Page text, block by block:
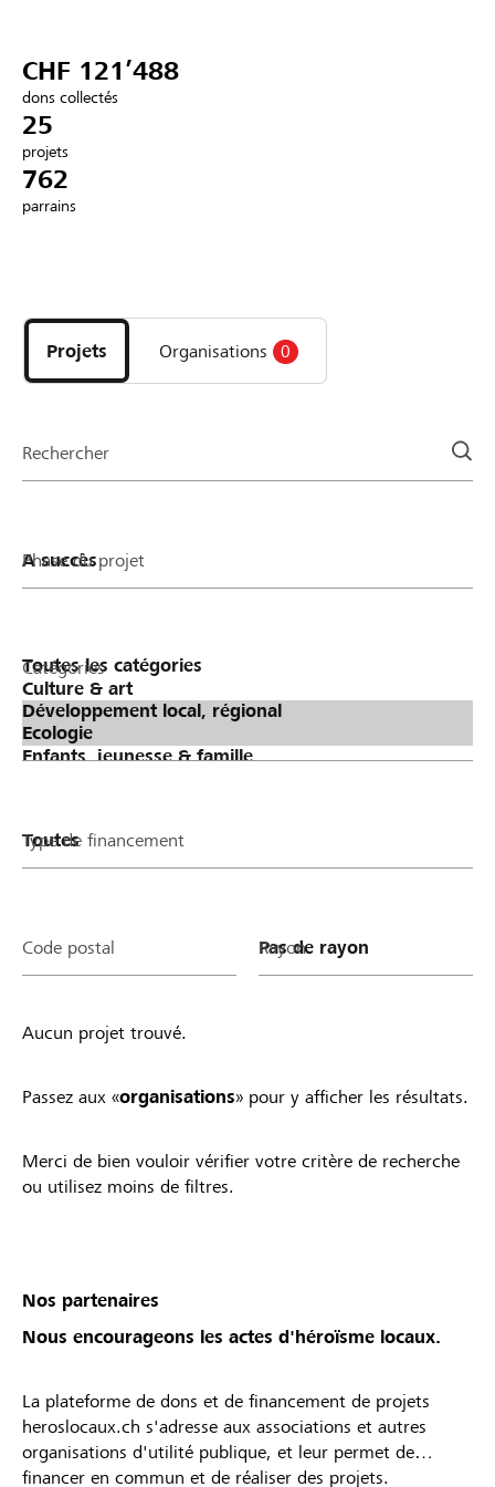
Se connecter
DE FR IT
CHF 121’488
dons collectés
25
projets
762
parrains
les
projets
et
la
Projets Organisations 0
Rechercher
Phase du projet
Catégories
Type de financement
Code postal Rayon
Aucun projet trouvé.
Passez aux «organisations» pour y afficher les résultats.
Merci de bien vouloir vérifier votre critère de recherche
ou utilisez moins de filtres.
Nos partenaires
Nous encourageons les actes d'héroïsme locaux.
La plateforme de dons et de financement de projets
heroslocaux.ch s'adresse aux associations et autres
organisations d'utilité publique, et leur permet de
financer en commun et de réaliser des projets.